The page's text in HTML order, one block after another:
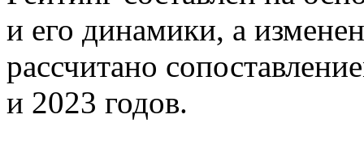
и его динамики, а
рассчитано
и 2023 годов.